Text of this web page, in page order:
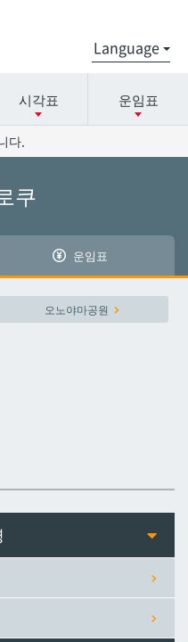
선택하십시오.
항
름을 선택하십시오.
항
시각표 운임표
다.
쿠
운임표
오노야마공원